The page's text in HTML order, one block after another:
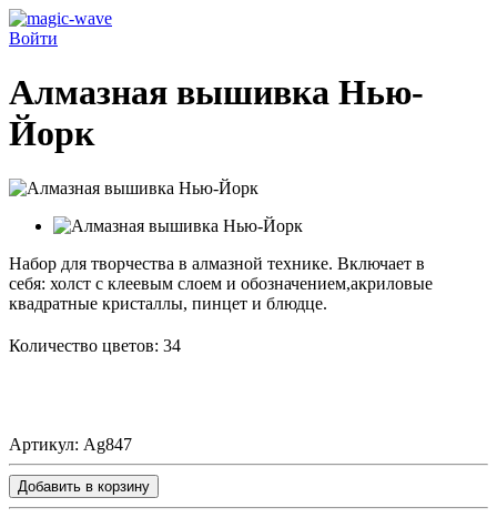
Войти
Алмазная вышивка Нью-
Йорк
Набор для творчества в алмазной технике. Включает в
себя: холст с клеевым слоем и обозначением,акриловые
квадратные кристаллы, пинцет и блюдце.
Количество цветов: 34
Артикул: Ag847
Добавить в корзину